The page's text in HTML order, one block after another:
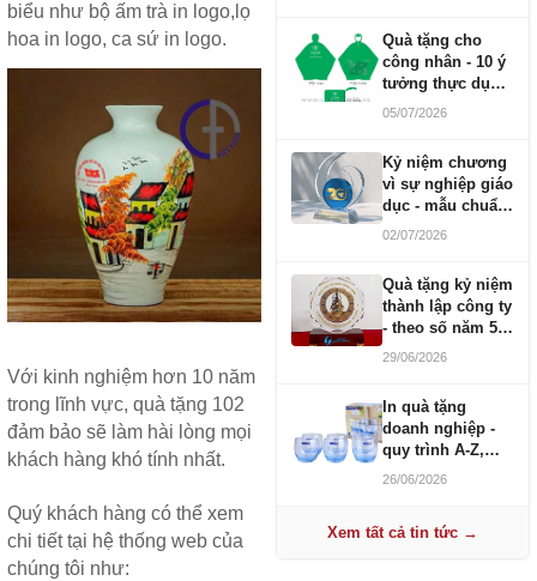
biểu như bộ ấm trà in logo,lọ
hoa in logo, ca sứ in logo.
Với kinh nghiệm hơn 10 năm
trong lĩnh vực, quà tặng 102
đảm bảo sẽ làm hài lòng mọi
khách hàng khó tính nhất.
Quý khách hàng có thể xem
chi tiết tại hệ thống web của
chúng tôi như:
Quà tặng cho
công nhân - 10 ý
tưởng thực dụng
ngân sách 100-
05/07/2026
Kỷ niệm chương
vì sự nghiệp giáo
dục - mẫu chuẩn
2026
02/07/2026
Quà tặng kỷ niệm
thành lập công ty
- theo số năm 5,
10, 20, 30, 50
29/06/2026
In quà tặng
doanh nghiệp -
quy trình A-Z,
báo giá và thời
26/06/2026
Xem tất cả tin tức →